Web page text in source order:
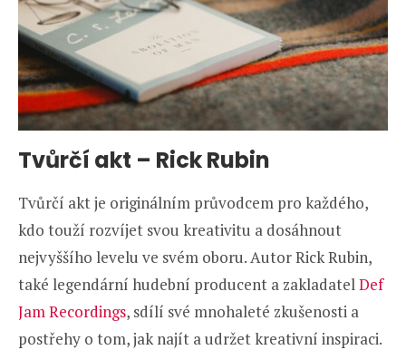
Tvůrčí akt – Rick Rubin
Tvůrčí akt je originálním průvodcem pro každého,
kdo touží rozvíjet svou kreativitu a dosáhnout
nejvyššího levelu ve svém oboru. Autor Rick Rubin,
také legendární hudební producent a zakladatelDef
Jam Recordings, sdílí své mnohaleté zkušenosti a
postřehy o tom, jak najít a udržet kreativní inspiraci.